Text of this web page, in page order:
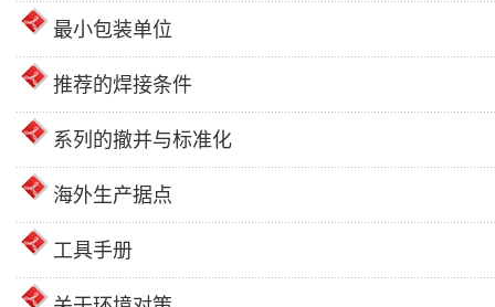
最小包装单位
推荐的焊接条件
系列的撤并与标准化
海外生产据点
工具手册